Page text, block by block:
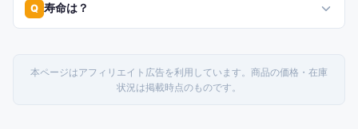
Q 寿命は？
本ページはアフィリエイト広告を利用しています。商品の価格・在庫
状況は掲載時点のものです。